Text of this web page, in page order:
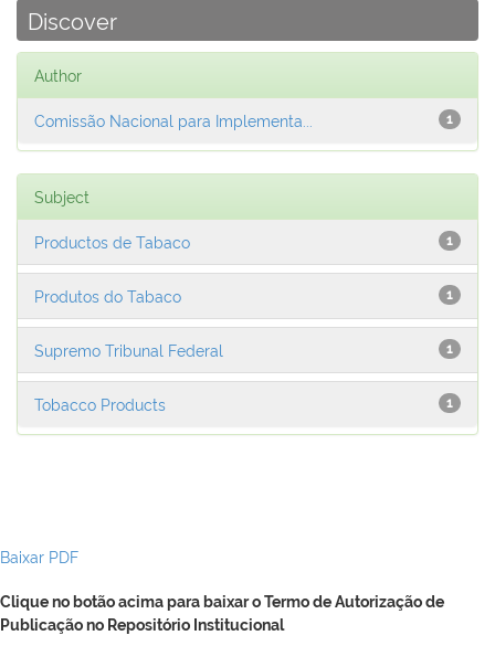
Discover
Author
1
Comissão Nacional para Implementa...
Subject
1
Productos de Tabaco
1
Produtos do Tabaco
1
Supremo Tribunal Federal
1
Tobacco Products
Baixar PDF
Clique no botão acima para baixar o Termo de Autorização de
Publicação no Repositório Institucional